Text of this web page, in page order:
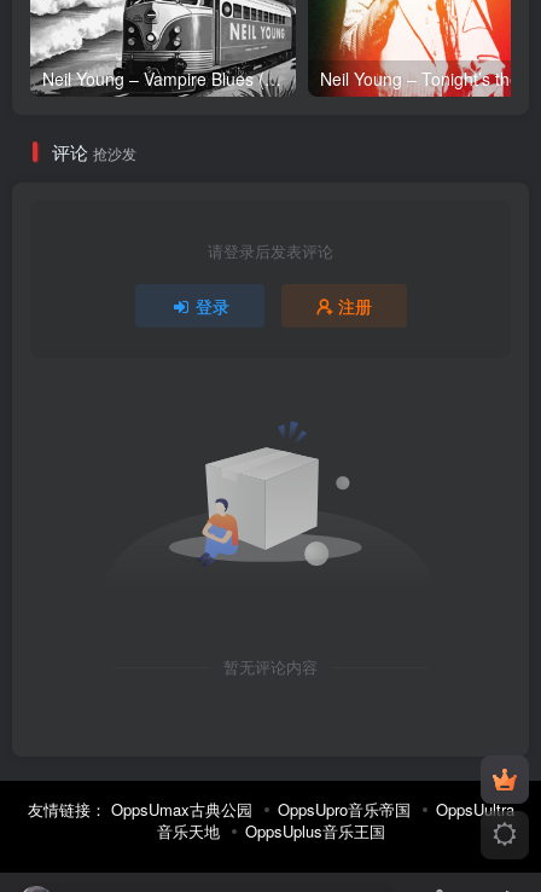
Neil Young – Vampire Blues (Live) – Single(054391239303)【24bit／96.0kHz】土耳其区
评论 抢沙发
请登录后发表评论
登录 注册
暂无评论内容
友情链接： OppsUmax古典公园 OppsUpro音乐帝国
OppsUultra
音乐天地
OppsUplus音乐王国